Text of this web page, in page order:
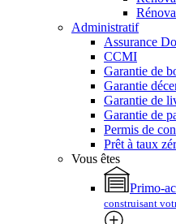
Administratif
Assurance
CCMI
Garantie de
Garantie
Garantie de
Garantie de
Permis de
Prêt à taux
Vous êtes
Primo-
construisant